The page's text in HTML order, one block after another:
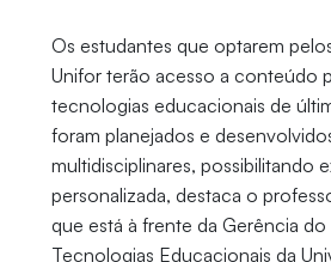
Os estudantes que optarem
Unifor terão acesso a conteúdo
tecnologias educacionais de
foram planejados e
multidisciplinares, possibilitando
personalizada, destaca o
que está à frente da Gerência
Tecnologias Educacionais da